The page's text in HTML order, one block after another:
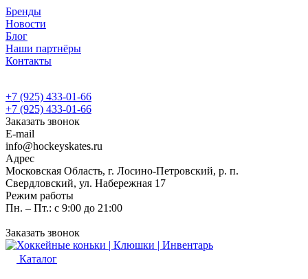
Бренды
Новости
Блог
Наши партнёры
Контакты
+7 (925) 433-01-66
+7 (925) 433-01-66
Заказать звонок
E-mail
info@hockeyskates.ru
Адрес
Московская Область, г. Лосино-Петровский, р. п.
Свердловский, ул. Набережная 17
Режим работы
Пн. – Пт.: с 9:00 до 21:00
Заказать звонок
Каталог